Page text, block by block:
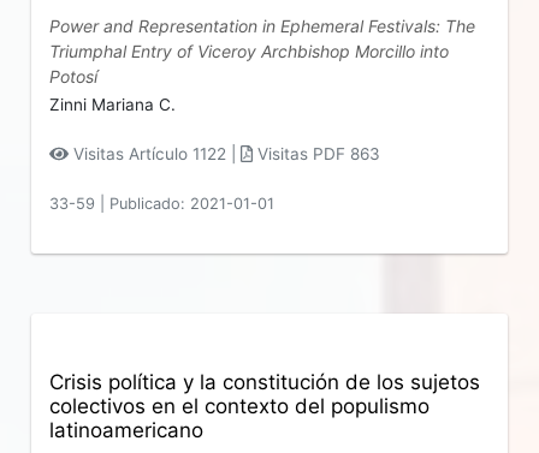
Power and Representation in Ephemeral Festivals: The
Triumphal Entry of Viceroy Archbishop Morcillo into
Potosí
Zinni Mariana C.
Visitas Artículo 1122 | Visitas PDF 863
33-59 Publicado: 2021-01-01
Crisis política y la constitución de los sujetos
colectivos en el contexto del populismo
latinoamericano